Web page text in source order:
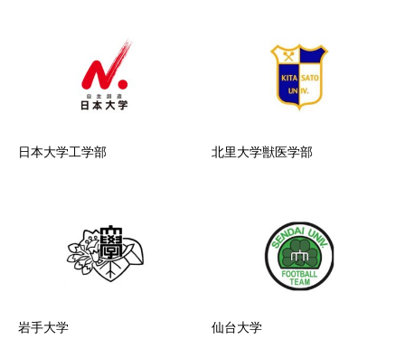
日本大学工学部 北里大学獣医学部
岩手大学 仙台大学